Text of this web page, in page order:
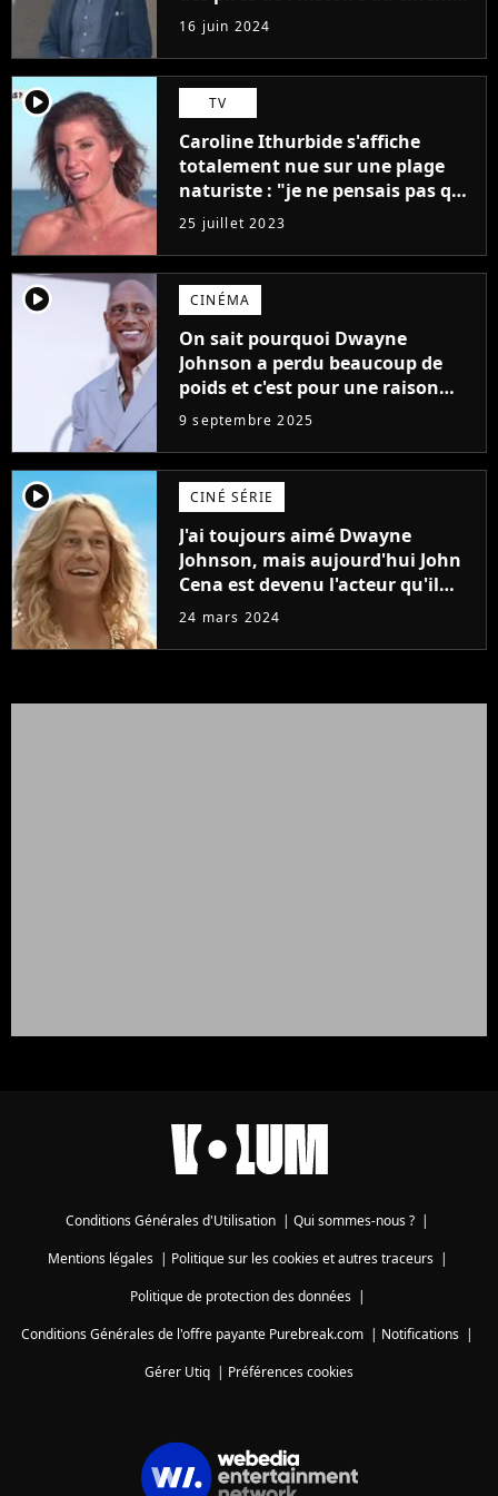
"L'un des films les plus
médiocres jamais réalisés"
16 juin 2024
player2 TV
Caroline Ithurbide s'affiche
totalement nue sur une plage
naturiste : "je ne pensais pas que
j'arriverais à le faire..."
25 juillet 2023
player2 CINÉMA
On sait pourquoi Dwayne
Johnson a perdu beaucoup de
poids et c'est pour une raison
importante
9 septembre 2025
player2 CINÉ SÉRIE
J'ai toujours aimé Dwayne
Johnson, mais aujourd'hui John
Cena est devenu l'acteur qu'il
rêvait d'être (et Ricky Stanicky le
24 mars 2024
Conditions Générales d'Utilisation | Qui sommes-nous ? |
Mentions légales| Politique sur les cookies et autres traceurs|
Politique de protection des données|
Conditions Générales de l'offre payante Purebreak.com | Notifications |
Gérer Utiq | Préférences cookies